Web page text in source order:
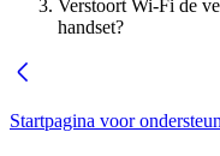
Verstoort Wi-Fi de
handset?
Startpagina voor